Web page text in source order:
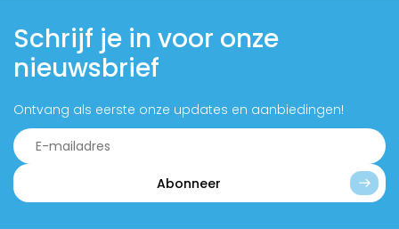
Schrijf je in voor onze
nieuwsbrief
Ontvang als eerste onze updates en aanbiedingen!
Abonneer